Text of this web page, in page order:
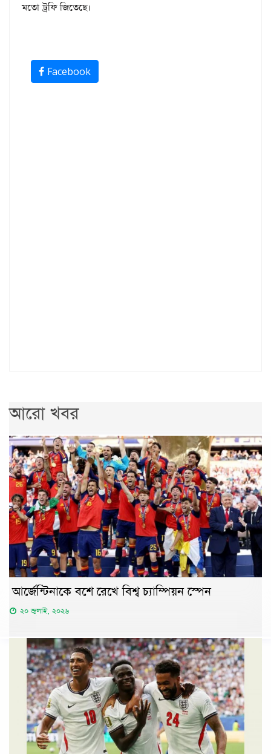
মতো ট্রফি জিতেছে।
Facebook
আরো খবর
আর্জেন্টিনাকে বশে রেখে বিশ্ব চ্যাম্পিয়ন স্পেন
২০ জুলাই, ২০২৬